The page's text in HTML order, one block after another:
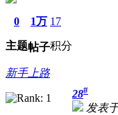
0
主题
1万
帖子
17
积分
新手上路
28#
发表